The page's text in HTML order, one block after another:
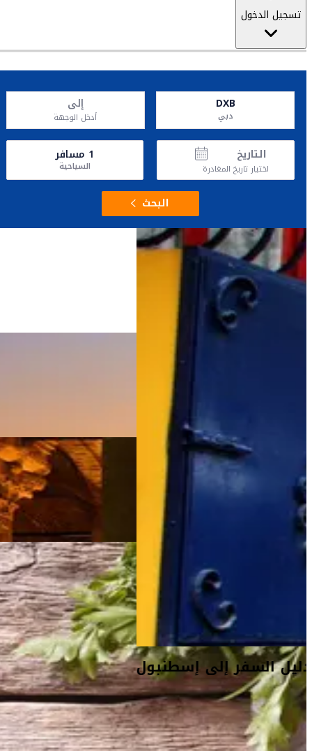
تسجيل الدخول
DXB
دبي
إلى
أدخل الوجهة
التاريخ
اختيار تاريخ المغادرة
1 مسافر
السياحية
البحث
دليل السفر إلى
أفكار السفر
معلومات السفر